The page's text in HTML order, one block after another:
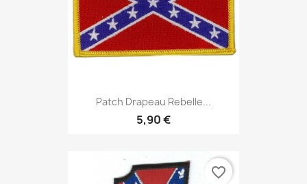
Patch Drapeau Rebelle...
5,90 €
favorite_border